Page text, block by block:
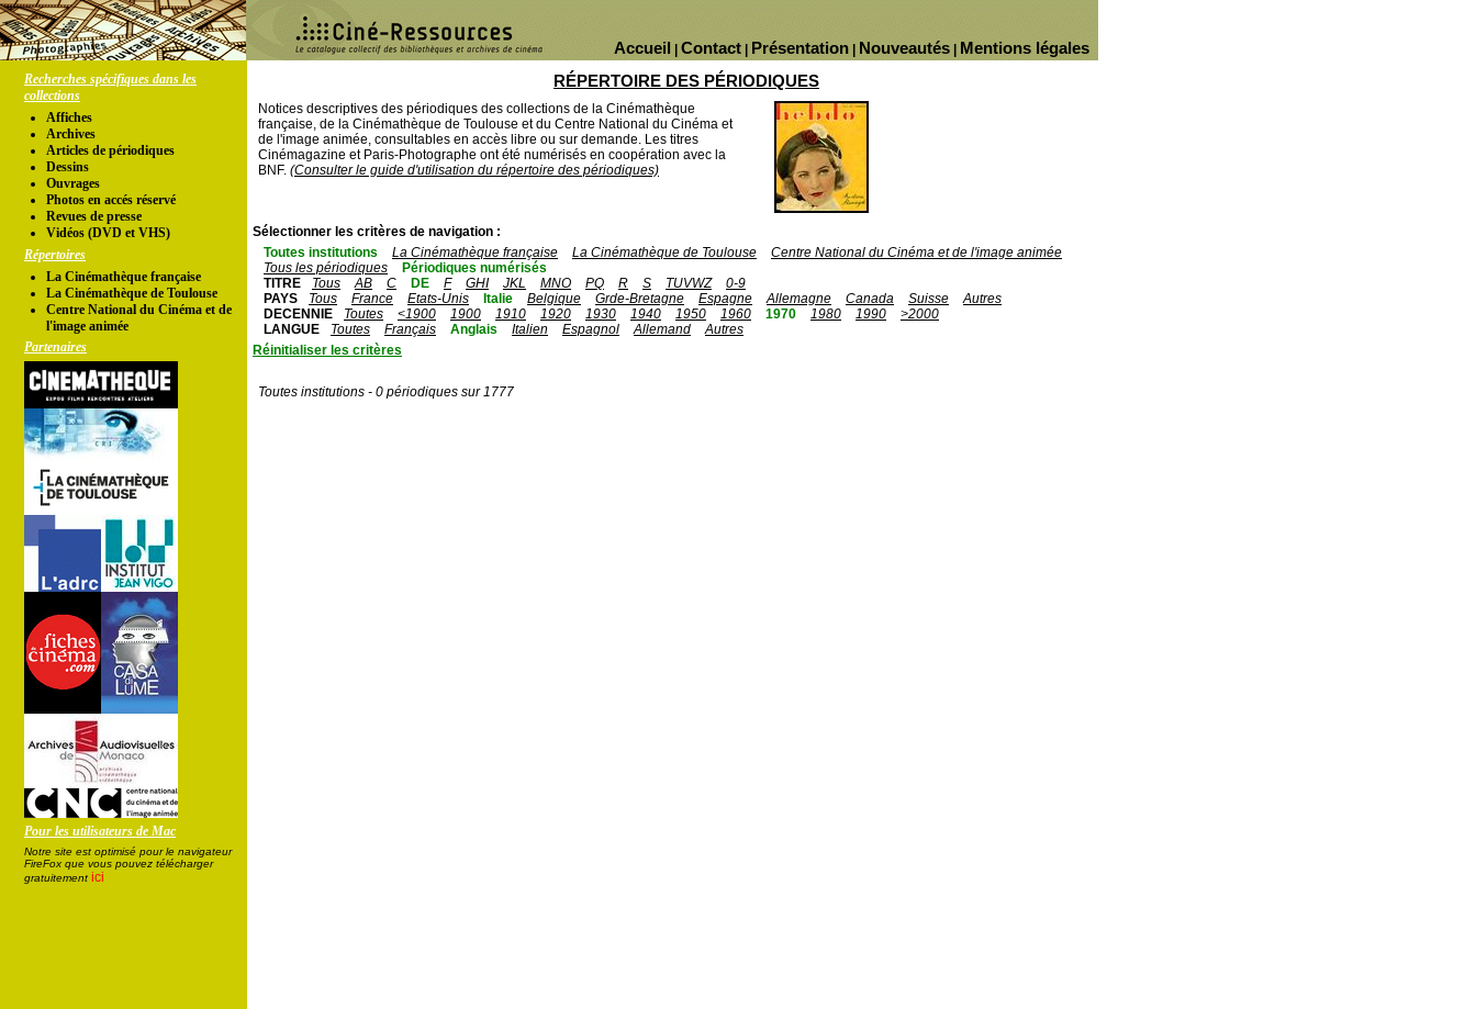
Mentions légales
Nouveautés
Présentation
Contact
Accueil
Recherches spécifiques dans les
collections
Affiches
Archives
Articles de périodiques
Dessins
Ouvrages
Photos en accés réservé
Revues de presse
Vidéos (DVD et VHS)
Répertoires
La Cinémathèque française
La Cinémathèque de Toulouse
Centre National du Cinéma et de
l'image animée
Partenaires
Pour les utilisateurs de Mac
Notre site est optimisé pour le navigateur
FireFox que vous pouvez télécharger
gratuitement ici
RÉPERTOIRE DES PÉRIODIQUES
Notices descriptives des périodiques des collections de la Cinémathèque
française, de la Cinémathèque de Toulouse et du Centre National du Cinéma et
de l'image animée, consultables en accès libre ou sur demande. Les titres
Cinémagazine et Paris-Photographe ont été numérisés en coopération avec la
BNF. (Consulter le guide d'utilisation du répertoire des périodiques)
Sélectionner les critères de navigation :
Toutes institutions
La Cinémathèque française La Cinémathèque de Toulouse
Centre National du Cinéma et de l'image animée
Tous les périodiques
Périodiques numérisés
TITRE
Tous AB C DE F GHI JKL MNO PQ R S TUVWZ
0-9
PAYS
Tous France Etats-Unis Italie Belgique Grde-Bretagne Espagne Allemagne Canada Suisse
Autres
DECENNIE
Toutes <1900 1900 1910 1920 1930 1940 1950 1960 1970 1980 1990
>2000
LANGUE
Toutes Français Anglais Italien Espagnol Allemand
Autres
Réinitialiser les critères
Toutes institutions - 0 périodiques sur 1777